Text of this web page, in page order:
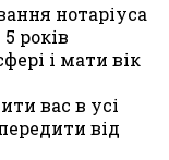
нотаріуса
років
і мати вік
вас в усі
від